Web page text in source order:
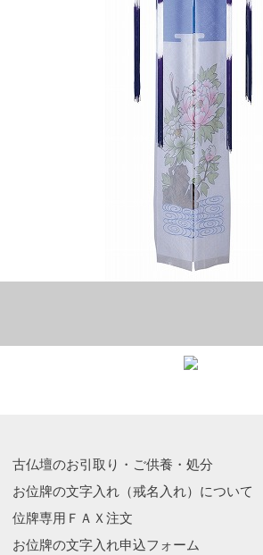
古仏壇のお引取り・ご供養・処分
お位牌の文字入れ（戒名入れ）について
位牌専用ＦＡＸ注文
お位牌の文字入れ申込フォーム